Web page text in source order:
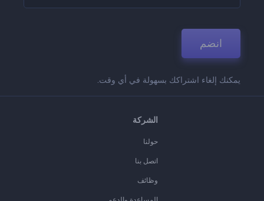
انضم
يمكنك إلغاء اشتراكك بسهولة في أي وقت.
الشركة
حولنا
اتصل بنا
وظائف